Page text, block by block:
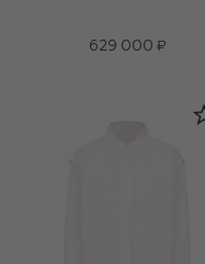
629 000 ₽